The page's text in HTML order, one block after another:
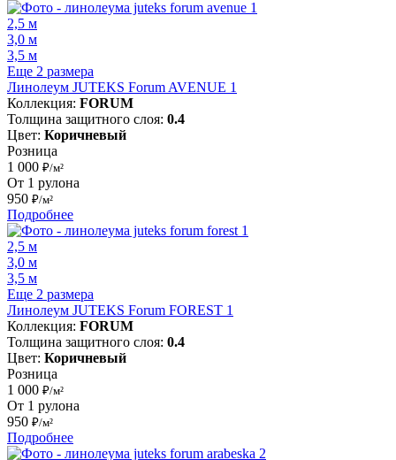
2,5 м
3,0 м
3,5 м
Еще 2 размера
Линолеум JUTEKS Forum AVENUE 1
Коллекция: FORUM
Толщина защитного слоя: 0.4
Цвет: Коричневый
Розница
1 000 ₽/м²
От 1 рулона
950 ₽/м²
Подробнее
2,5 м
3,0 м
3,5 м
Еще 2 размера
Линолеум JUTEKS Forum FOREST 1
Коллекция: FORUM
Толщина защитного слоя: 0.4
Цвет: Коричневый
Розница
1 000 ₽/м²
От 1 рулона
950 ₽/м²
Подробнее